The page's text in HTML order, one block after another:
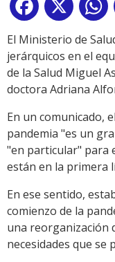
Facebook
X
El Ministerio de
jerárquicos en el
de la Salud Miguel
doctora Adriana
En un comunicado,
pandemia "es un
"en particular" para
están en la primera
En ese sentido,
comienzo de la
una reorganización
necesidades que se